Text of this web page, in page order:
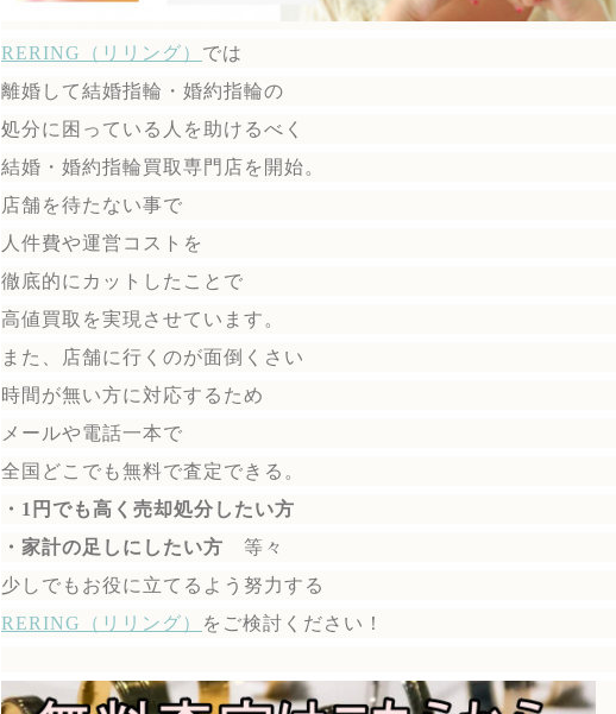
RERING（リリング） では
離婚して結婚指輪・婚約指輪の
処分に困っている人を助けるべく
結婚・婚約指輪買取専門店を開始。
店舗を待たない事で
人件費や運営コストを
徹底的にカットしたことで
高値買取を実現させています。
また、店舗に行くのが面倒くさい
時間が無い方に対応するため
メールや電話一本で
全国どこでも無料で査定できる。
・1円でも高く売却処分したい方
・家計の足しにしたい方 等々
少しでもお役に立てるよう努力する
RERING（リリング）
を ご検討ください！